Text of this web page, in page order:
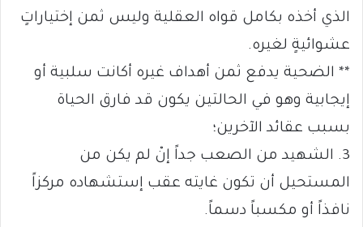
الذي أخذه بكامل قواه العقلية وليس ثمن إختياراتٍ
عشوائيةٍ لغيره.
** الضحية يدفع ثمن أهداف غيره أكانت سلبية أو
إيجابية وهو في الحالتين يكون قد فارق الحياة
بسبب عقائد الآخرين؛
3. الشهيد من الصعب جداً إنْ لم يكن من
المستحيل أن تكون غايته عقب إستشهاده مركزاً
نافذاً أو مكسباً دسماً.